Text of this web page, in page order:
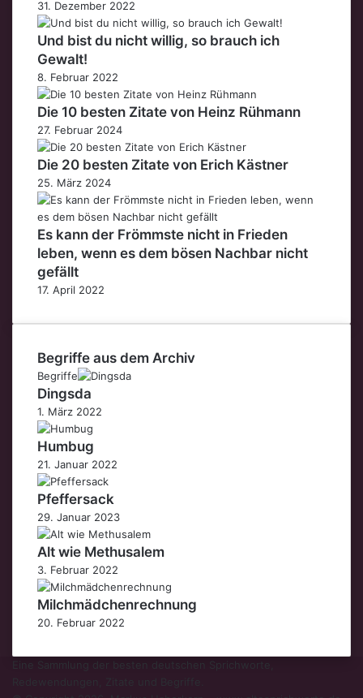
31. Dezember 2022
Und bist du nicht willig, so brauch ich
Gewalt!
8. Februar 2022
Die 10 besten Zitate von Heinz Rühmann
27. Februar 2024
Die 20 besten Zitate von Erich Kästner
25. März 2024
Es kann der Frömmste nicht in Frieden
leben, wenn es dem bösen Nachbar nicht
gefällt
17. April 2022
Begriffe aus dem Archiv
Begriffe
Dingsda
1. März 2022
Humbug
21. Januar 2022
Pfeffersack
29. Januar 2023
Alt wie Methusalem
3. Februar 2022
Milchmädchenrechnung
20. Februar 2022
Eine Sammlung der besten deutschen Sprichworte,